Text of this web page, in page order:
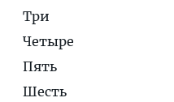
Три
Четыре
Пять
Шесть